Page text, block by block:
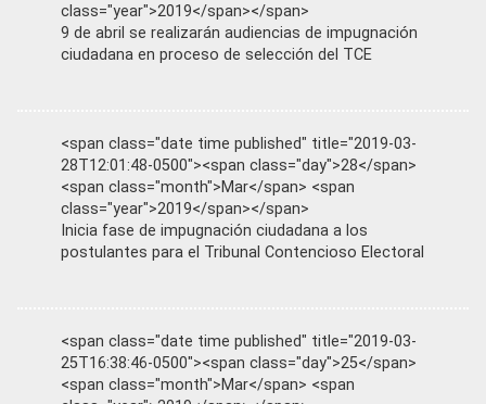
class="year">2019</span></span>
9 de abril se realizarán audiencias de impugnación
ciudadana en proceso de selección del TCE
<span class="date time published" title="2019-03-
28T12:01:48-0500"><span class="day">28</span>
<span class="month">Mar</span> <span
class="year">2019</span></span>
Inicia fase de impugnación ciudadana a los
postulantes para el Tribunal Contencioso Electoral
<span class="date time published" title="2019-03-
25T16:38:46-0500"><span class="day">25</span>
<span class="month">Mar</span> <span